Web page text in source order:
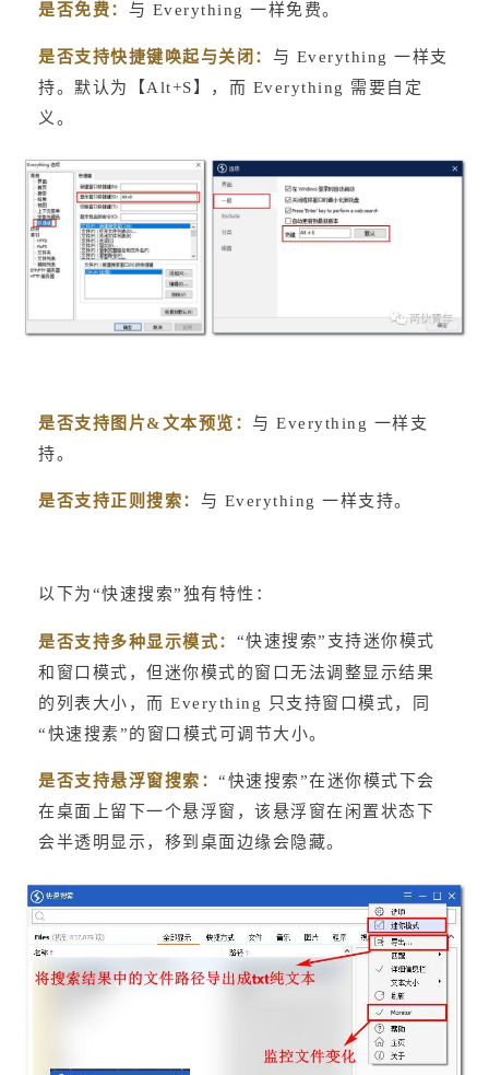
是否免费： 与 Everything 一样免费。
是否支持快捷键唤起与关闭： 与 Everything 一样支
持。默认为【Alt+S】，而 Everything 需要自定
义。
是否支持图片&文本预览： 与 Everything 一样支
持。
是否支持正则搜索： 与 Everything 一样支持。
以下为“快速搜索”独有特性：
是否支持多种显示模式： “快速搜索”支持迷你模式
和窗口模式，但迷你模式的窗口无法调整显示结果
的列表大小，而 Everything 只支持窗口模式，同
“快速搜素”的窗口模式可调节大小。
是否支持悬浮窗搜索： “快速搜索”在迷你模式下会
在桌面上留下一个悬浮窗，该悬浮窗在闲置状态下
会半透明显示，移到桌面边缘会隐藏。